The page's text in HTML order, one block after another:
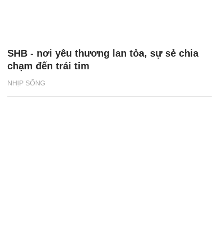
NHỊP SỐNG
SHB - nơi yêu thương lan tỏa, sự sẻ chia
chạm đến trái tim